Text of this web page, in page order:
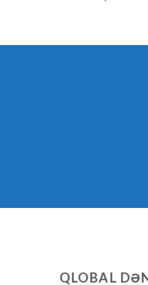
QLOBAL